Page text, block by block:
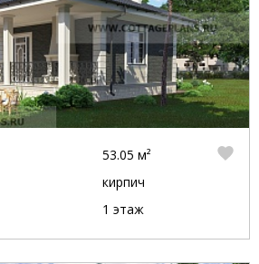
53.05 м²
кирпич
1 этаж